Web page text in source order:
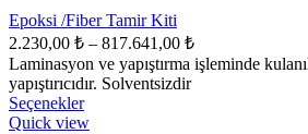
seçilebilir
Epoksi /Fiber Tamir Kiti
2.230,00 ₺ – 817.641,00 ₺Fiyat
aralığı:
Laminasyon ve yapıştırma işleminde
yapıştırıcıdır. Solventsizdir
SeçeneklerBu
ürünün
Quick view